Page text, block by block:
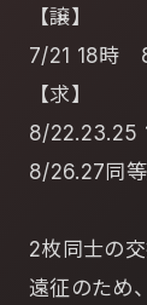
【譲】
7/21 18時
【求】
8/22.23.25
8/26.27同
2枚同士の交
遠征のため